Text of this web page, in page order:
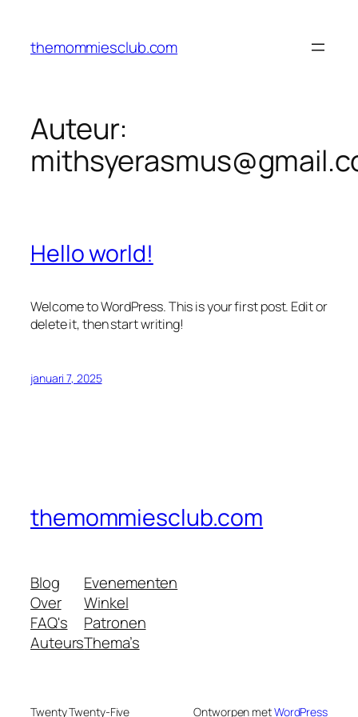
themommiesclub.com
Auteur:
Hello world!
Welcome to WordPress. This is your first post. Edit or
delete it, then start writing!
januari 7, 2025
themommiesclub.com
Blog
Over
FAQ's
Auteurs
Evenementen
Winkel
Patronen
Thema’s
Twenty Twenty-Five Ontworpen metWordPress